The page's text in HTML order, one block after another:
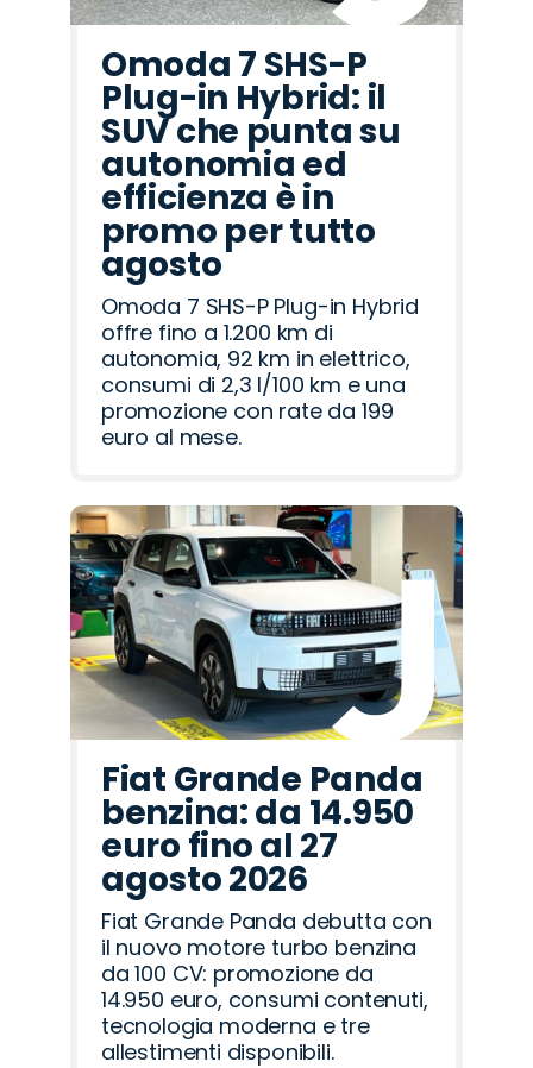
Omoda 7 SHS-P
Plug-in Hybrid: il
SUV che punta su
autonomia ed
efficienza è in
promo per tutto
agosto
Omoda 7 SHS-P Plug-in Hybrid
offre fino a 1.200 km di
autonomia, 92 km in elettrico,
consumi di 2,3 l/100 km e una
promozione con rate da 199
euro al mese.
Fiat Grande Panda
benzina: da 14.950
euro fino al 27
agosto 2026
Fiat Grande Panda debutta con
il nuovo motore turbo benzina
da 100 CV: promozione da
14.950 euro, consumi contenuti,
tecnologia moderna e tre
allestimenti disponibili.